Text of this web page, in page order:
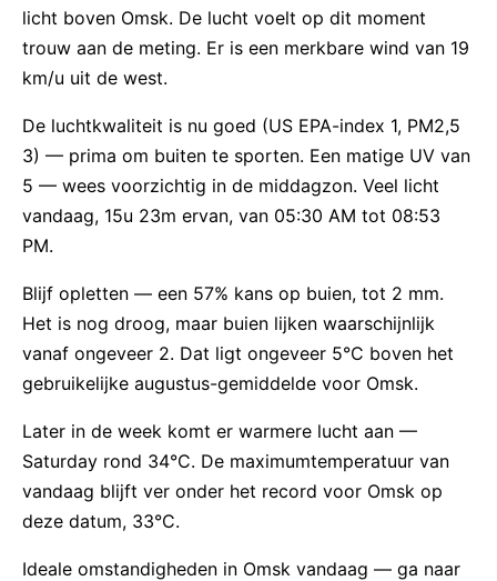
licht boven Omsk. De lucht voelt op dit moment
trouw aan de meting. Er is een merkbare wind van 19
km/u uit de west.
De luchtkwaliteit is nu goed (US EPA-index 1, PM2,5
3) — prima om buiten te sporten. Een matige UV van
5 — wees voorzichtig in de middagzon. Veel licht
vandaag, 15u 23m ervan, van 05:30 AM tot 08:53
PM.
Blijf opletten — een 57% kans op buien, tot 2 mm.
Het is nog droog, maar buien lijken waarschijnlijk
vanaf ongeveer 2. Dat ligt ongeveer 5°C boven het
gebruikelijke augustus-gemiddelde voor Omsk.
Later in de week komt er warmere lucht aan —
Saturday rond 34°C. De maximumtemperatuur van
vandaag blijft ver onder het record voor Omsk op
deze datum, 33°C.
Ideale omstandigheden in Omsk vandaag — ga naar